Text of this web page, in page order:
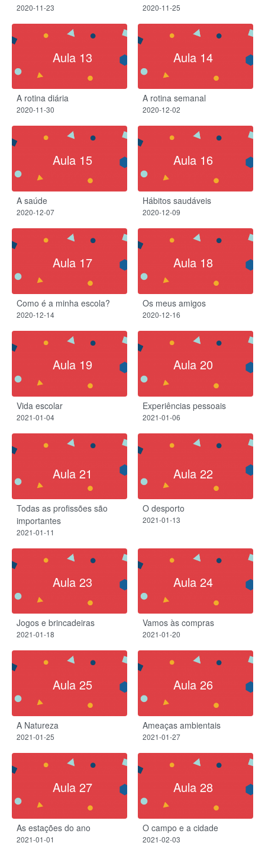
2020-11-23 2020-11-25
Aula 13
A rotina diária
2020-11-30
Aula 14
A rotina semanal
2020-12-02
Aula 15
A saúde
2020-12-07
Aula 16
Hábitos saudáveis
2020-12-09
Aula 17
Como é a minha escola?
2020-12-14
Aula 18
Os meus amigos
2020-12-16
Aula 19
Vida escolar
2021-01-04
Aula 20
Experiências pessoais
2021-01-06
Aula 21
Todas as profissões são
importantes
2021-01-11
Aula 22
O desporto
2021-01-13
Aula 23
Jogos e brincadeiras
2021-01-18
Aula 24
Vamos às compras
2021-01-20
Aula 25
A Natureza​
2021-01-25
Aula 26
Ameaças ambientais​
2021-01-27
Aula 27
As estações do ano​
2021-01-01
Aula 28
O campo e a cidade​
2021-02-03